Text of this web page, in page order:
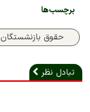
برچسب‌ها
حقوق بازنشستگان
تبادل نظر